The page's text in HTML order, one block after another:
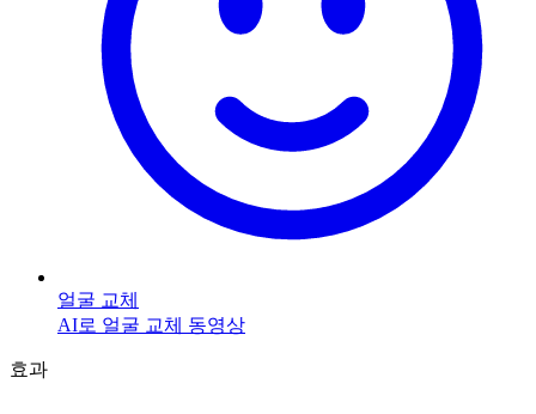
얼굴 교체
AI로 얼굴 교체 동영상
효과